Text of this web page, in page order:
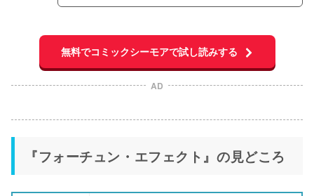
無料でコミックシーモアで試し読みする
AD
『フォーチュン・エフェクト』の見どころ